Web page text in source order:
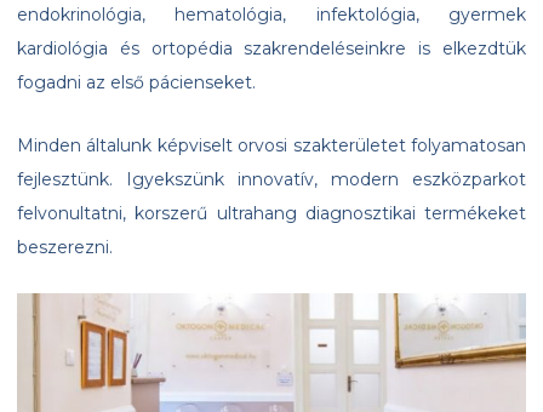
endokrinológia, hematológia, infektológia, gyermek
kardiológia és ortopédia szakrendeléseinkre is elkezdtük
fogadni az első pácienseket.
Minden általunk képviselt orvosi szakterületet folyamatosan
fejlesztünk. Igyekszünk innovatív, modern eszközparkot
felvonultatni, korszerű ultrahang diagnosztikai termékeket
beszerezni.